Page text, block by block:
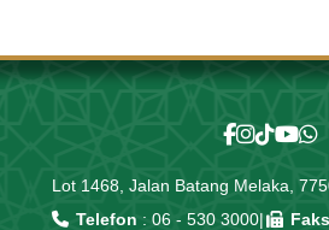
Lot 1468, Jalan Batang Melaka,
Telefon : 06 - 530 3000|